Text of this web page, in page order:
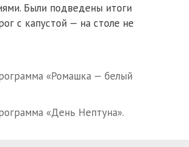
Были подведены итоги
с капустой — на столе не
«Ромашка — белый
«День Нептуна».